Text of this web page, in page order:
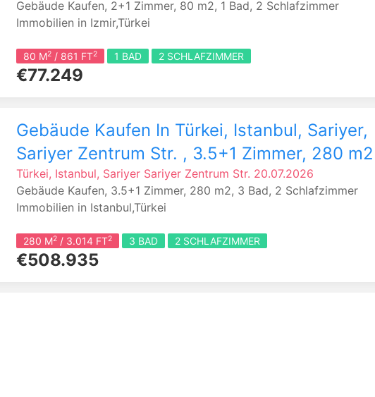
Gebäude Kaufen, 2+1 Zimmer, 80 m2, 1 Bad, 2 Schlafzimmer
Immobilien in Izmir,Türkei
80 M2 / 861 FT2 1 BAD 2 SCHLAFZIMMER
€77.249
Gebäude Kaufen In Türkei, Istanbul, Sariyer,
Sariyer Zentrum Str. , 3.5+1 Zimmer, 280 m2
Türkei, Istanbul, Sariyer Sariyer Zentrum Str. 20.07.2026
Gebäude Kaufen, 3.5+1 Zimmer, 280 m2, 3 Bad, 2 Schlafzimmer
Immobilien in Istanbul,Türkei
280 M2 / 3.014 FT2 3 BAD 2 SCHLAFZIMMER
€508.935